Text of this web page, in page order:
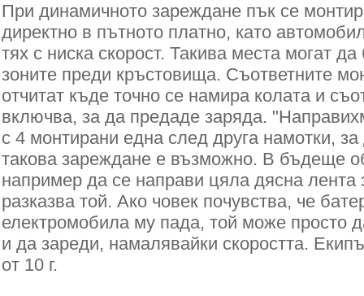
При динамичното зареждане пък се
директно в пътното платно, като
тях с ниска скорост. Такива места могат
зоните преди кръстовища. Съответните
отчитат къде точно се намира колата и
включва, за да предаде заряда.
с 4 монтирани една след друга намотки,
такова зареждане е възможно. В бъдеще
например да се направи цяла дясна лента
разказва той. Ако човек почувства, че
електромобила му пада, той може просто
и да зареди, намалявайки скоростта.
от 10 г.